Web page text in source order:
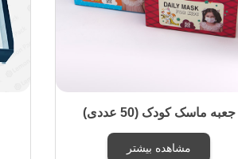
جعبه ماسک کودک (50 عددی)
مشاهده بیشتر